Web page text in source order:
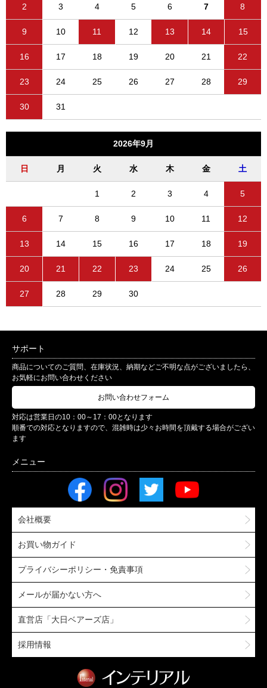
2 3 4 5 6 7 8
9 10 11 12 13 14 15
16 17 18 19 20 21 22
23 24 25 26 27 28 29
30 31
2026年9月
日 月 火 水 木 金 土
1 2 3 4 5
6 7 8 9 10 11 12
13 14 15 16 17 18 19
20 21 22 23 24 25 26
27 28 29 30
サポート
商品についてのご質問、在庫状況、納期などご不明な点がございましたら、
お気軽にお問い合わせください
お問い合わせフォーム
対応は営業日の10：00～17：00となります
順番での対応となりますので、混雑時は少々お時間を頂戴する場合がござい
ます
会社概要
お買い物ガイド
プライバシーポリシー・免責事項
メールが届かない方へ
直営店「大日ベアーズ店」
採用情報